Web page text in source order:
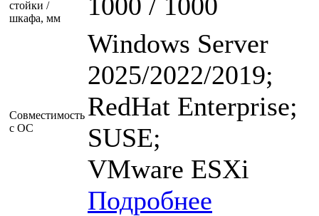
стойки /
шкафа, мм
Совместимость
с ОС
Windows Server
2025/2022/2019;
RedHat Enterprise;
SUSE;
VMware ESXi
Подробнее